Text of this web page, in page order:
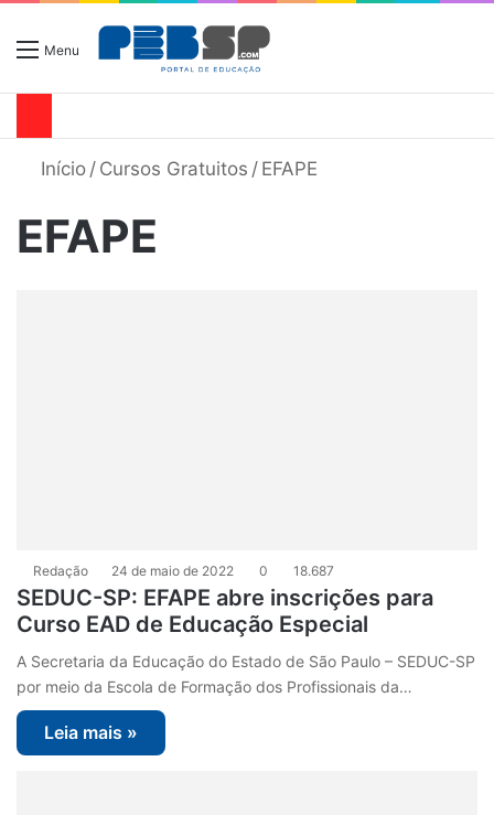
Menu
Início / Cursos Gratuitos / EFAPE
EFAPE
Redação 24 de maio de 2022 0 18.687
SEDUC-SP: EFAPE abre inscrições para
Curso EAD de Educação Especial
A Secretaria da Educação do Estado de São Paulo – SEDUC-SP
por meio da Escola de Formação dos Profissionais da…
Leia mais »